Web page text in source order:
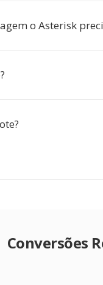
o Asterisk
Conversões